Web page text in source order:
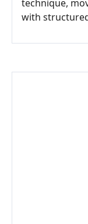
technique,
with